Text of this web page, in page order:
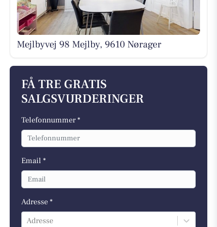
Mejlbyvej 98 Mejlby, 9610 Nørager
FÅ TRE GRATIS
SALGSVURDERINGER
Telefonnummer *
Email *
Adresse *
Adresse